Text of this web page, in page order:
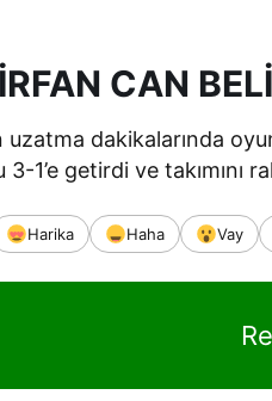
CAN
uzatma dakikalarında
1’e getirdi ve takımını
Harika Haha Vay